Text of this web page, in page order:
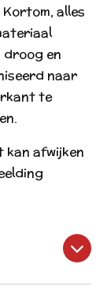
alles
droog en
naar
te
kan afwijken